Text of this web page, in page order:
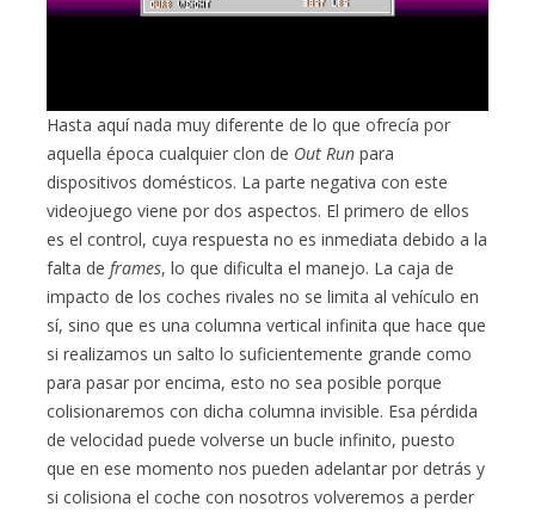
Hasta aquí nada muy diferente de lo que ofrecía por
aquella época cualquier clon de Out Run para
dispositivos domésticos. La parte negativa con este
videojuego viene por dos aspectos. El primero de ellos
es el control, cuya respuesta no es inmediata debido a la
falta deframes, lo que dificulta el manejo. La caja de
impacto de los coches rivales no se limita al vehículo en
sí, sino que es una columna vertical infinita que hace que
si realizamos un salto lo suficientemente grande como
para pasar por encima, esto no sea posible porque
colisionaremos con dicha columna invisible. Esa pérdida
de velocidad puede volverse un bucle infinito, puesto
que en ese momento nos pueden adelantar por detrás y
si colisiona el coche con nosotros volveremos a perder